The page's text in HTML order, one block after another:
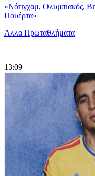
«Νότιγχαμ, Ολυμπιακός,
Πουέρτα»
Άλλα Πρωταθλήματα
|
13:09